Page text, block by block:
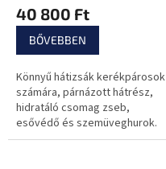
40 800 Ft
BŐVEBBEN
Könnyű hátizsák kerékpárosok
számára, párnázott hátrész,
hidratáló csomag zseb,
esővédő és szemüveghurok.